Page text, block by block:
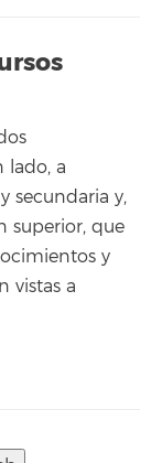
lado, a
secundaria y,
superior, que
y
vistas a